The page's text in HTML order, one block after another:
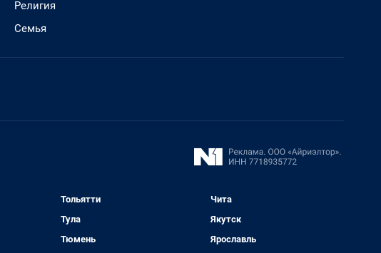
Религия
Семья
Тольятти
Тула
Тюмень
Чита
Якутск
Ярославль